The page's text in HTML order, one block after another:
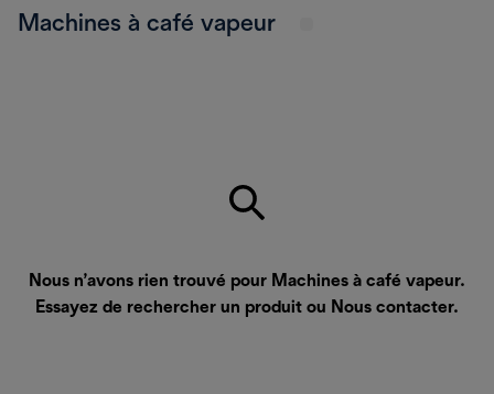
Machines à café vapeur
Nous n’avons rien trouvé pour Machines à café vapeur.
Essayez de rechercher un produit ou Nous contacter.